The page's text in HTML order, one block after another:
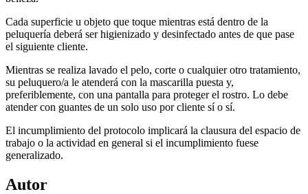
Cada superficie u objeto que toque mientras está dentro de la
peluquería deberá ser higienizado y desinfectado antes de que pase
el siguiente cliente.
Mientras se realiza lavado el pelo, corte o cualquier otro tratamiento,
su peluquero/a le atenderá con la mascarilla puesta y,
preferiblemente, con una pantalla para proteger el rostro. Lo debe
atender con guantes de un solo uso por cliente sí o sí.
El incumplimiento del protocolo implicará la clausura del espacio de
trabajo o la actividad en general si el incumplimiento fuese
generalizado.
Autor